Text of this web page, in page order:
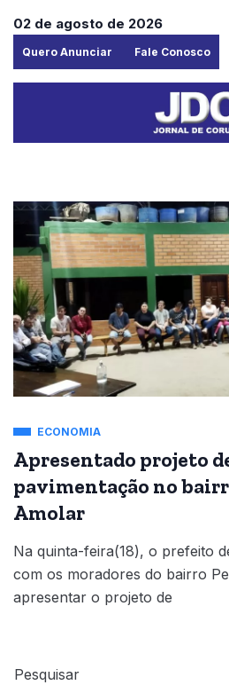
02 de agosto de 2026
Quero Anunciar Fale Conosco
ECONOMIA
Apresentado projeto
pavimentação no
Amolar
Na quinta-feira(18), o prefeito
com os moradores do bairro
apresentar o projeto de
Pesquisar